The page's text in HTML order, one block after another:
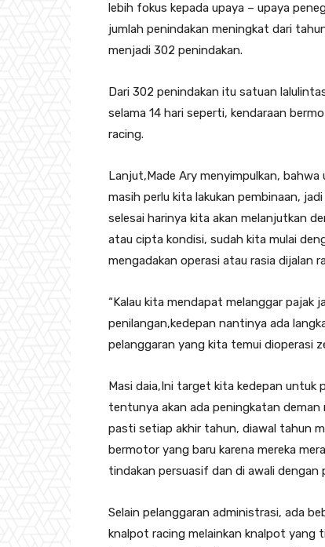
lebih fokus kepada upaya – upaya
jumlah penindakan meningkat dari
menjadi 302 penindakan.
Dari 302 penindakan itu satuan
selama 14 hari seperti, kendaraan
racing.
Lanjut,Made Ary menyimpulkan,
masih perlu kita lakukan pembinaan,
selesai harinya kita akan melanjutkan
atau cipta kondisi, sudah kita mulai
mengadakan operasi atau rasia dijalan
“Kalau kita mendapat melanggar pajak
penilangan,kedepan nantinya ada
pelanggaran yang kita temui dioperasi
Masi daia,Ini target kita kedepan untuk
tentunya akan ada peningkatan
pasti setiap akhir tahun, diawal tahun
bermotor yang baru karena mereka
tindakan persuasif dan di awali dengan
Selain pelanggaran administrasi, ada
knalpot racing melainkan knalpot yang